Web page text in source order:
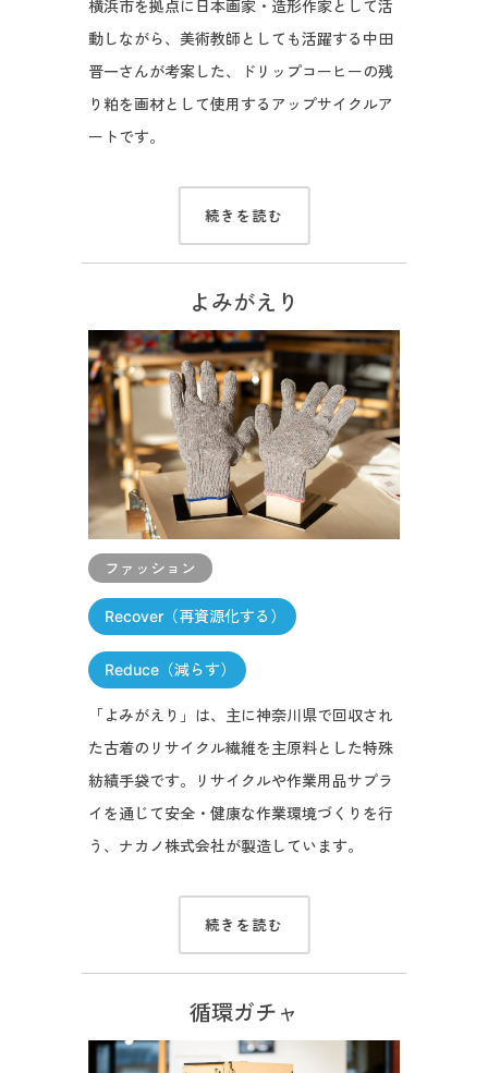
横浜市を拠点に日本画家・造形作家として活
動しながら、美術教師としても活躍する中田
晋一さんが考案した、ドリップコーヒーの残
り粕を画材として使用するアップサイクルア
ートです。
続きを読む
よみがえり
ファッション
Recover（再資源化する）
Reduce（減らす）
「よみがえり」は、主に神奈川県で回収され
た古着のリサイクル繊維を主原料とした特殊
紡績手袋です。リサイクルや作業用品サプラ
イを通じて安全・健康な作業環境づくりを行
う、ナカノ株式会社が製造しています。
続きを読む
循環ガチャ